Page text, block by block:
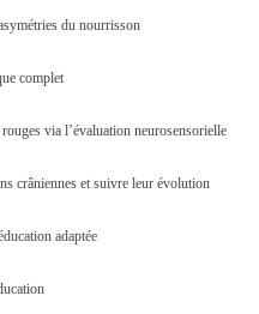
du nourrisson
complet
via l’évaluation neurosensorielle
crâniennes et suivre leur évolution
adaptée